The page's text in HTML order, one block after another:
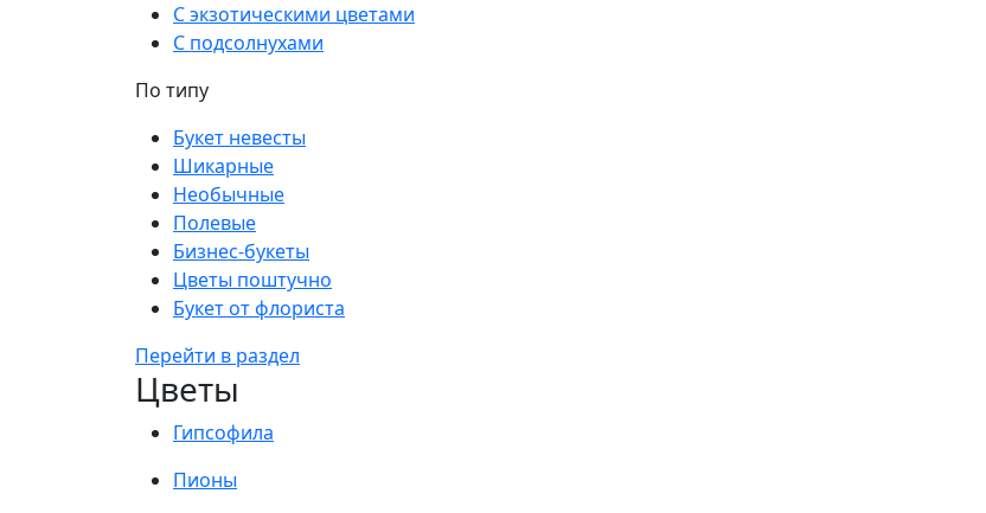
С экзотическими цветами
С подсолнухами
По типу
Букет невесты
Шикарные
Необычные
Полевые
Бизнес-букеты
Цветы поштучно
Букет от флориста
Перейти в раздел
Цветы
Гипсофила
Пионы